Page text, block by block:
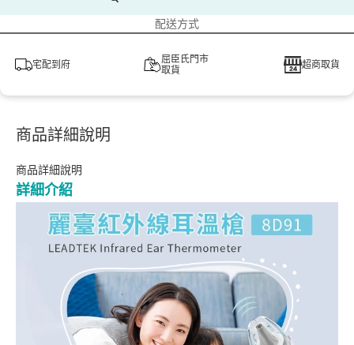
配送方式
宅配到府
屈臣氏門市
取貨
超商取貨
商品詳細說明
商品詳細說明
詳細介紹